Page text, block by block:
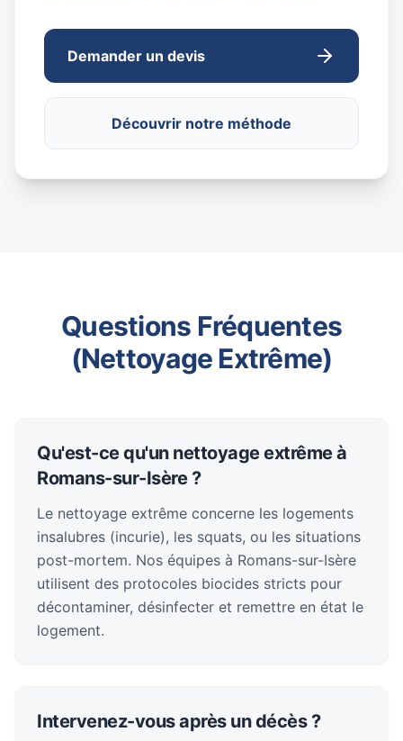
Demander un devis
Découvrir notre méthode
Questions Fréquentes
(Nettoyage Extrême)
Qu'est-ce qu'un nettoyage extrême à
Romans-sur-Isère ?
Le nettoyage extrême concerne les logements
insalubres (incurie), les squats, ou les situations
post-mortem. Nos équipes à Romans-sur-Isère
utilisent des protocoles biocides stricts pour
décontaminer, désinfecter et remettre en état le
logement.
Intervenez-vous après un décès ?